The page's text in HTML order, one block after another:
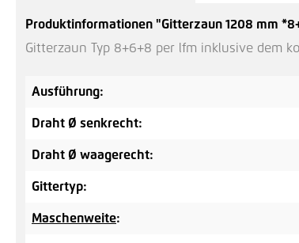
Produktinformationen "Gitterzaun 1208 mm
Gitterzaun Typ 8+6+8 per lfm inklusive dem
Ausführung:
Draht Ø senkrecht:
Draht Ø waagerecht:
Gittertyp:
Maschenweite: